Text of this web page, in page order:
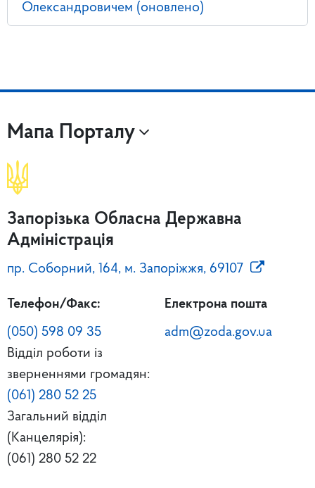
Олександровичем (оновлено)
Мапа Порталу
Запорізька Обласна Державна
Адміністрація
пр. Соборний, 164, м. Запоріжжя, 69107
Телефон/Факс:
(050) 598 09 35
Відділ роботи із
зверненнями громадян:
(061) 280 52 25
Загальний відділ
(Канцелярія):
(061) 280 52 22
Електрона пошта
adm@zoda.gov.ua